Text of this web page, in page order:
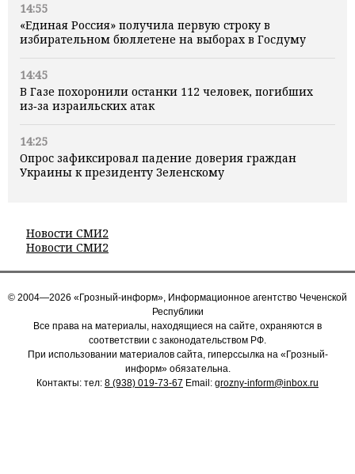
14:55
«Единая Россия» получила первую строку в
избирательном бюллетене на выборах в Госдуму
14:45
В Газе похоронили останки 112 человек, погибших
из‑за израильских атак
14:25
Опрос зафиксировал падение доверия граждан
Украины к президенту Зеленскому
Новости СМИ2
Новости СМИ2
© 2004—2026 «Грозный-информ», Информационное агентство Чеченской
Республики
Все права на материалы, находящиеся на сайте, охраняются в
соответствии с законодательством РФ.
При использовании материалов сайта, гиперссылка на «Грозный-
информ» обязательна.
Контакты: тел: 8 (938) 019-73-67 Email: grozny-inform@inbox.ru